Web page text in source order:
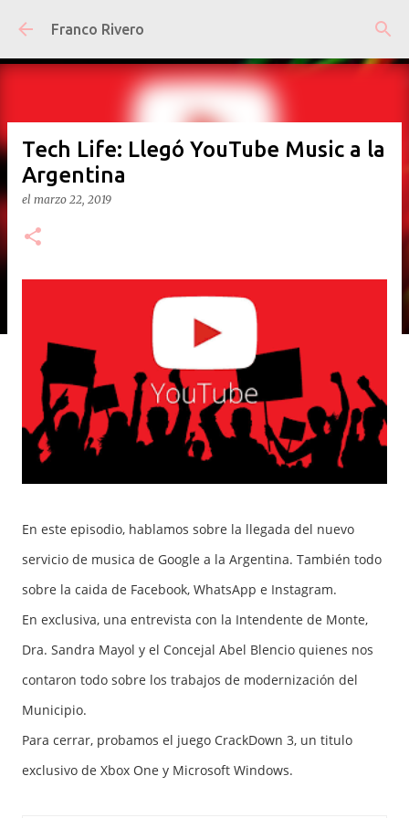
Ir al contenido principal
Franco Rivero
Tech Life: Llegó YouTube Music a la
Argentina
el marzo 22, 2019
En este episodio, hablamos sobre la llegada del nuevo
servicio de musica de Google a la Argentina. También todo
sobre la caida de Facebook, WhatsApp e Instagram.
En exclusiva, una entrevista con la Intendente de Monte,
Dra. Sandra Mayol y el Concejal Abel Blencio quienes nos
contaron todo sobre los trabajos de modernización del
Municipio.
Para cerrar, probamos el juego CrackDown 3, un titulo
exclusivo de Xbox One y Microsoft Windows.